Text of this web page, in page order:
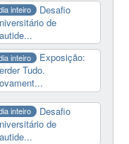
inteiro
Desafio
de
inteiro
Exposição:
Tudo.
inteiro
Desafio
de